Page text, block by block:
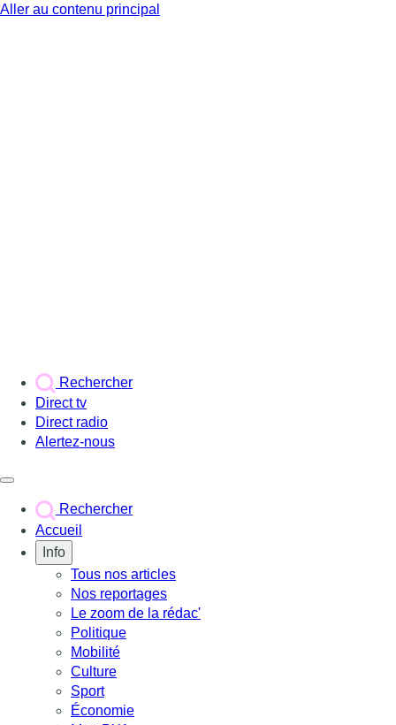
Aller au contenu principal
Rechercher
Direct tv
Direct radio
Alertez-nous
Rechercher
Accueil
Info
Tous nos articles
Nos reportages
Le zoom de la rédac'
Politique
Mobilité
Culture
Sport
Économie